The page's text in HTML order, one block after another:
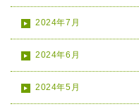
2024年7月
2024年6月
2024年5月